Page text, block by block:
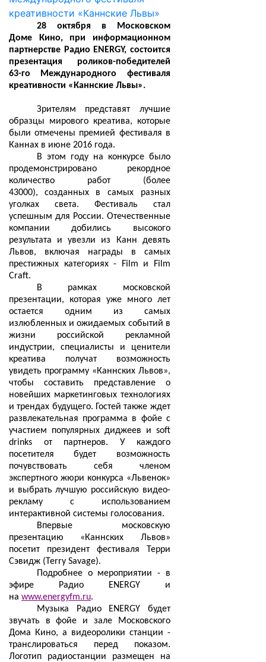
28 октября в Московском
Доме Кино, при информационном
партнерстве Радио ENERGY, состоится
презентация роликов-победителей
63-го Международного фестиваля
креативности «Каннские Львы».
Зрителям представят лучшие
образцы мирового креатива, которые
были отмечены премией фестиваля в
Каннах в июне 2016 года.
В этом году на конкурсе было
продемонстрировано рекордное
количество работ (более
43000),
созданных в самых разных
уголках света. Фестиваль стал
успешным для России. Отечественные
компании добились высокого
результата и увезли из Канн девять
Львов, включая награды в самых
престижных категориях - Film и Film
Craft.
В рамках московской
презентации, которая уже много лет
остается одним из самых
излюбленных и ожидаемых событий в
жизни российской рекламной
индустрии, специалисты и ценители
креатива получат возможность
увидеть программу «Каннских Львов»,
чтобы составить представление о
новейших маркетинговых технологиях
и трендах будущего. Гостей также ждет
развлекательная программа в фойе с
участием популярных диджеев и soft
drinks от партнеров. У каждого
посетителя будет возможность
почувствовать себя членом
экспертного жюри конкурса «Львенок»
и выбрать лучшую российскую видео-
рекламу с использованием
интерактивной системы голосования.
Впервые московскую
презентацию «Каннских Львов»
посетит президент фестиваля Терри
Сэвидж (Terry Savage).
Подробнее о мероприятии - в
эфире Радио ENERGY и
на www.energyfm.ru.
Музыка Радио ENERGY будет
звучать в фойе и зале Московского
Дома Кино, а видеоролики станции -
транслироваться перед показом.
Логотип радиостанции размещен на